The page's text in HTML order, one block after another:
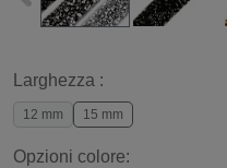
Larghezza :
12 mm 15 mm
Opzioni colore: